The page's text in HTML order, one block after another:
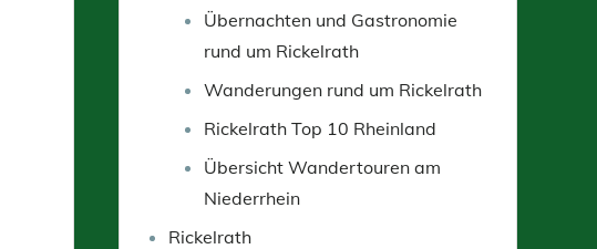
Übernachten und Gastronomie
rund um Rickelrath
Wanderungen rund um Rickelrath
Rickelrath Top 10 Rheinland
Übersicht Wandertouren am
Niederrhein
Rickelrath